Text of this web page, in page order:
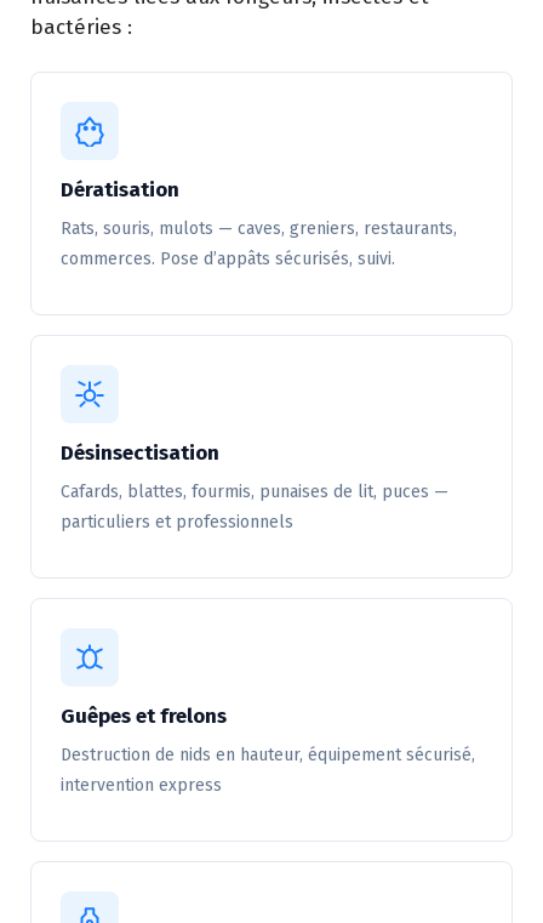
bactéries :
Dératisation
Rats, souris, mulots — caves, greniers, restaurants,
commerces. Pose d’appâts sécurisés, suivi.
Désinsectisation
Cafards, blattes, fourmis, punaises de lit, puces —
particuliers et professionnels
Guêpes et frelons
Destruction de nids en hauteur, équipement sécurisé,
intervention express